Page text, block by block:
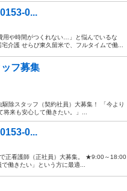
0...
や時間がつくれない…」と悩んでいるな
介護 せらび東久留米で、フルタイムで働...
フ募集
除スタッフ（契約社員）大募集！ 「今より
来も安心して働きたい。」...
0...
正看護師（正社員）大募集。 ★9:00～18:00
働きたい」という方に最適...